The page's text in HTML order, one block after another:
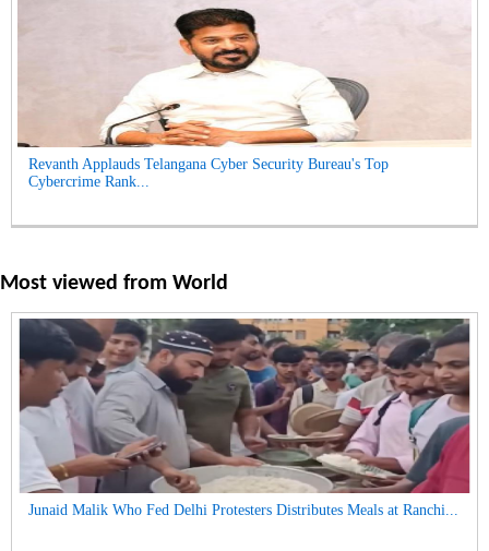
Revanth Applauds Telangana Cyber Security Bureau's Top
Cybercrime Rank...
Most viewed from World
Junaid Malik Who Fed Delhi Protesters Distributes Meals at Ranchi...